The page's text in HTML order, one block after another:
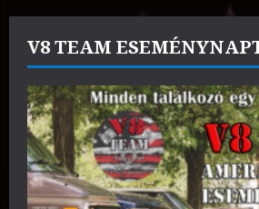
V8 TEAM